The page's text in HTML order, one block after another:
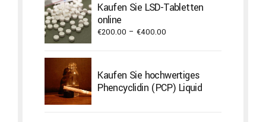
Kaufen Sie LSD-Tabletten
online
€200.00 – €400.00
through
€400.00
Kaufen Sie hochwertiges
Phencyclidin (PCP) Liquid